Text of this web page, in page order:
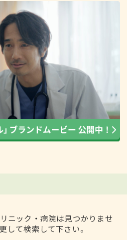
ニック・病院は見つかりませ
して検索して下さい。